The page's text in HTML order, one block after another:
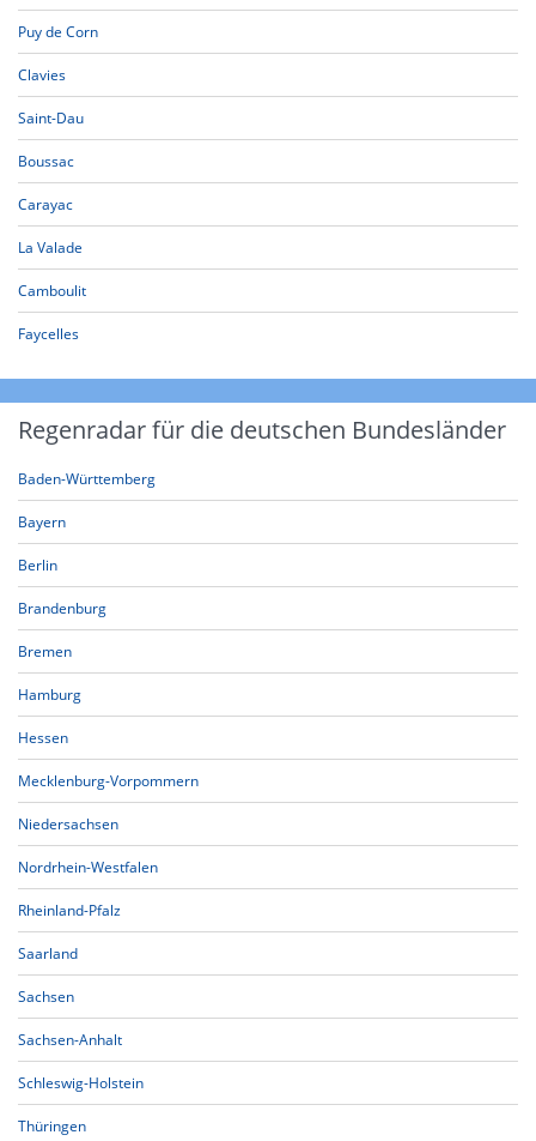
Puy de Corn
Clavies
Saint-Dau
Boussac
Carayac
La Valade
Camboulit
Faycelles
Regenradar für die deutschen Bundesländer
Baden-Württemberg
Bayern
Berlin
Brandenburg
Bremen
Hamburg
Hessen
Mecklenburg-Vorpommern
Niedersachsen
Nordrhein-Westfalen
Rheinland-Pfalz
Saarland
Sachsen
Sachsen-Anhalt
Schleswig-Holstein
Thüringen